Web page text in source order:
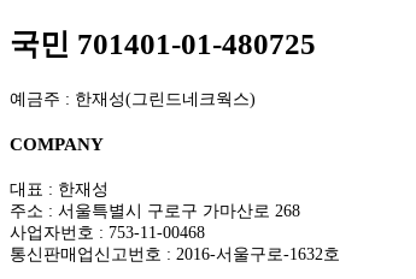
국민 701401-01-480725
예금주 : 한재성(그린드네크웍스)
COMPANY
대표 : 한재성
주소 : 서울특별시 구로구 가마산로 268
사업자번호 : 753-11-00468
통신판매업신고번호 : 2016-서울구로-1632호